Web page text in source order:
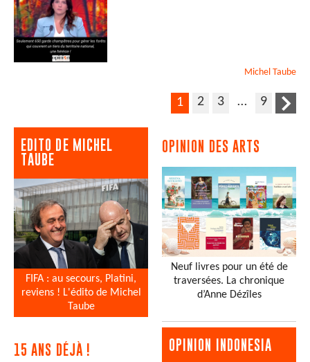
Michel Taube
1 2 3 … 9
EDITO DE MICHEL
TAUBE
FIFA : au secours, Platini,
reviens ! L'édito de Michel
Taube
15 ANS DÉJÀ !
OPINION DES ARTS
Neuf livres pour un été de
traversées. La chronique
d’Anne Dézîles
OPINION INDONESIA